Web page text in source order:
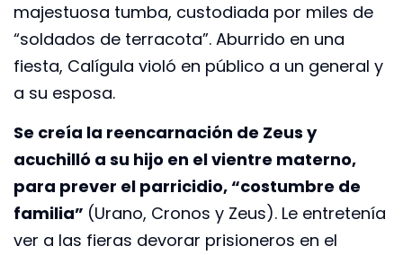
majestuosa tumba, custodiada por miles de
“soldados de terracota”. Aburrido en una
fiesta, Calígula violó en público a un general y
a su esposa.
Se creía la reencarnación de Zeus y
acuchilló a su hijo en el vientre materno,
para prever el parricidio, “costumbre de
familia” (Urano, Cronos y Zeus). Le entretenía
ver a las fieras devorar prisioneros en el